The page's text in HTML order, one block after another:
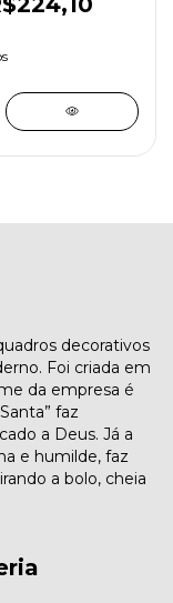
decorativos
Foi criada em
da empresa é
faz
a Deus. Já a
e humilde, faz
a bolo, cheia